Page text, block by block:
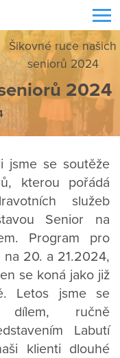
Šikovné ruce našich
seniorů 2024
2024
jsme se soutěže
kterou pořádá
služeb
Senior na
Program pro
20. a 21.2024,
se koná jako již
Letos jsme se
dílem, ručně
Labutí
klienti dlouhé